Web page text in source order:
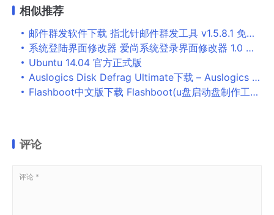
相似推荐
邮件群发软件下载 指北针邮件群发工具 v1.5.8.1 免装版
系统登陆界面修改器 爱尚系统登录界面修改器 1.0 免装版
Ubuntu 14.04 官方正式版
Auslogics Disk Defrag Ultimate下载 – Auslogics Disk Defrag Ultimate 4.12.0.1 注册便携版
Flashboot中文版下载 Flashboot(u盘启动盘制作工具) v2.2 绿色汉化版(附使用教程)
评论